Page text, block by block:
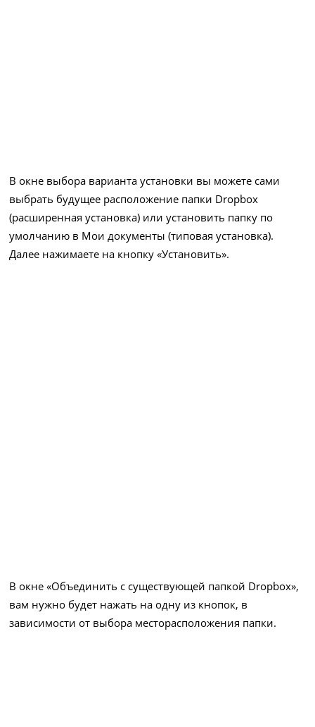
В окне выбора варианта установки вы можете сами
выбрать будущее расположение папки Dropbox
(расширенная установка) или установить папку по
умолчанию в Мои документы (типовая установка).
Далее нажимаете на кнопку «Установить».
В окне «Объединить с существующей папкой Dropbox»,
вам нужно будет нажать на одну из кнопок, в
зависимости от выбора месторасположения папки.